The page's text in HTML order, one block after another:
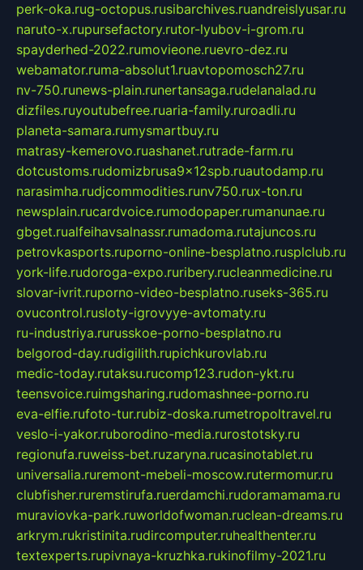
perk-oka.rug-octopus.rusibarchives.ruandreislyusar.ru
naruto-x.rupursefactory.rutor-lyubov-i-grom.ru
spayderhed-2022.rumovieone.ruevro-dez.ru
webamator.ruma-absolut1.ruavtopomosch27.ru
nv-750.runews-plain.runertansaga.rudelanalad.ru
dizfiles.ruyoutubefree.ruaria-family.ruroadli.ru
planeta-samara.rumysmartbuy.ru
matrasy-kemerovo.ruashanet.rutrade-farm.ru
dotcustoms.rudomizbrusa9x12spb.ruautodamp.ru
narasimha.rudjcommodities.runv750.rux-ton.ru
newsplain.rucardvoice.rumodopaper.rumanunae.ru
gbget.rualfeihavsalnassr.rumadoma.rutajuncos.ru
petrovkasports.ruporno-online-besplatno.rusplclub.ru
york-life.rudoroga-expo.ruribery.rucleanmedicine.ru
slovar-ivrit.ruporno-video-besplatno.ruseks-365.ru
ovucontrol.rusloty-igrovyye-avtomaty.ru
ru-industriya.rurusskoe-porno-besplatno.ru
belgorod-day.rudigilith.rupichkurovlab.ru
medic-today.rutaksu.rucomp123.rudon-ykt.ru
teensvoice.ruimgsharing.rudomashnee-porno.ru
eva-elfie.rufoto-tur.rubiz-doska.rumetropoltravel.ru
veslo-i-yakor.ruborodino-media.rurostotsky.ru
regionufa.ruweiss-bet.ruzaryna.rucasinotablet.ru
universalia.ruremont-mebeli-moscow.rutermomur.ru
clubfisher.ruremstirufa.ruerdamchi.rudoramamama.ru
muraviovka-park.ruworldofwoman.ruclean-dreams.ru
arkrym.rukristinita.rudircomputer.ruhealthenter.ru
textexperts.rupivnaya-kruzhka.rukinofilmy-2021.ru